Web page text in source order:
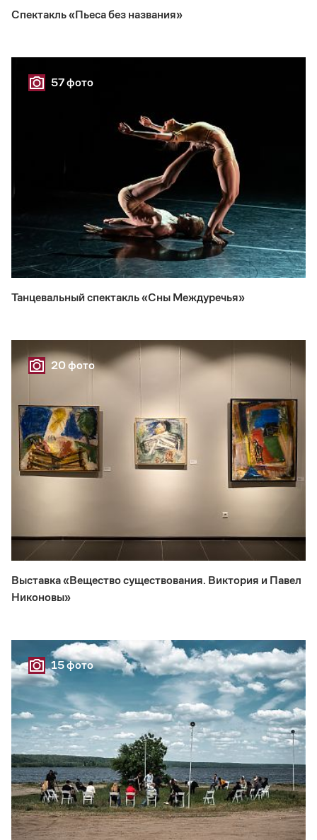
Спектакль «Пьеса без названия»
57 фото
Танцевальный спектакль «Сны Междуречья»
20 фото
Выставка «Вещество существования. Виктория и Павел
Никоновы»
15 фото